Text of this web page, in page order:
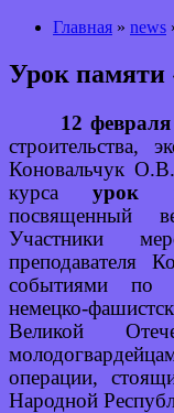
Главная » news
Урок памяти
12
строительства,
Коновальчук
курсаурок
посвященный
Участники
преподавателя
событиями по
немецко-
Великой
операции,
Народной